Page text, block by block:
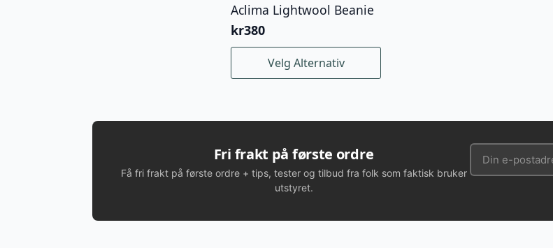
Aclima Lightwool Beanie
kr380
Velg Alternativ
Dette
produktet
kan
velges
på
produktsiden
Fri frakt på første ordre
Få fri frakt på første ordre + tips, tester og tilbud fra folk som faktisk bruker
utstyret.